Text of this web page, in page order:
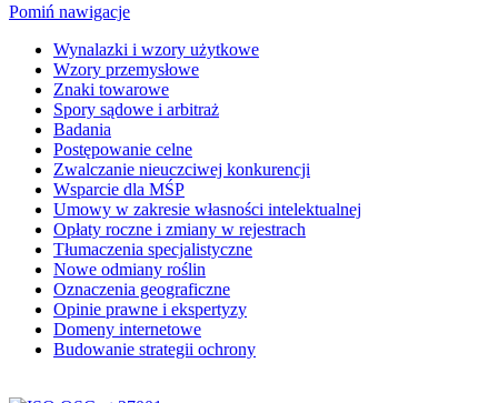
Pomiń nawigacje
Wynalazki i wzory użytkowe
Wzory przemysłowe
Znaki towarowe
Spory sądowe i arbitraż
Badania
Postępowanie celne
Zwalczanie nieuczciwej konkurencji
Wsparcie dla MŚP
Umowy w zakresie własności intelektualnej
Opłaty roczne i zmiany w rejestrach
Tłumaczenia specjalistyczne
Nowe odmiany roślin
Oznaczenia geograficzne
Opinie prawne i ekspertyzy
Domeny internetowe
Budowanie strategii ochrony